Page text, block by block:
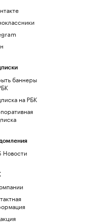
баннеры
на РБК
Новости